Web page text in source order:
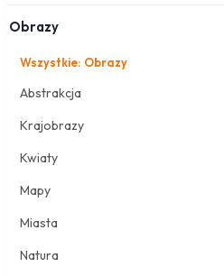
Obrazy
Wszystkie: Obrazy
Abstrakcja
Krajobrazy
Kwiaty
Mapy
Miasta
Natura